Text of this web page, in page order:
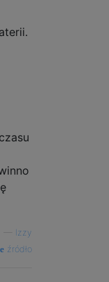
Izzy
źródło